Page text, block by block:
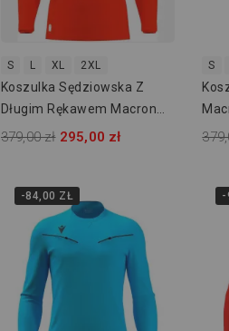
S L XL 2XL
Koszulka Sędziowska Z
Długim Rękawem Macron
Ponnet Eco 800000154100
379,00 zł 295,00 zł
S
-84,00 ZŁ -